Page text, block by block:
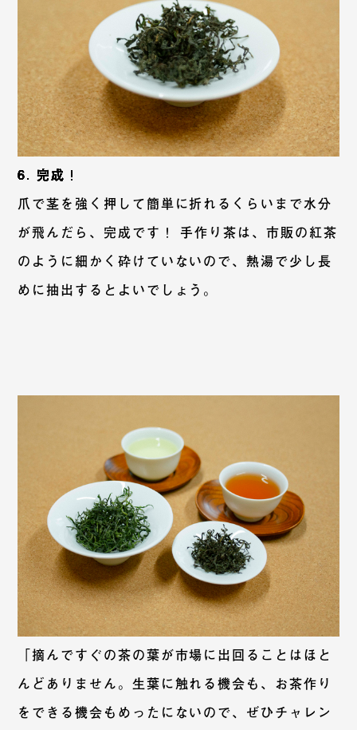
6. 完成！
爪で茎を強く押して簡単に折れるくらいまで水分
が飛んだら、完成です！ 手作り茶は、市販の紅茶
のように細かく砕けていないので、熱湯で少し長
めに抽出するとよいでしょう。
「摘んですぐの茶の葉が市場に出回ることはほと
んどありません。生葉に触れる機会も、お茶作り
をできる機会もめったにないので、ぜひチャレン